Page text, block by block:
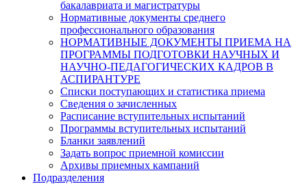
бакалавриата и магистратуры
Нормативные документы среднего
профессионального образования
НОРМАТИВНЫЕ ДОКУМЕНТЫ ПРИЕМА НА
ПРОГРАММЫ ПОДГОТОВКИ НАУЧНЫХ И
НАУЧНО-ПЕДАГОГИЧЕСКИХ КАДРОВ В
АСПИРАНТУРЕ
Списки поступающих и статистика приема
Сведения о зачисленных
Расписание вступительных испытаний
Программы вступительных испытаний
Бланки заявлений
Задать вопрос приемной комиссии
Архивы приемных кампаний
Подразделения